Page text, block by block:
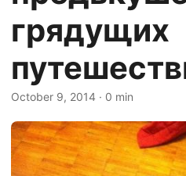
грядущих
October 9, 2014 · 0 min